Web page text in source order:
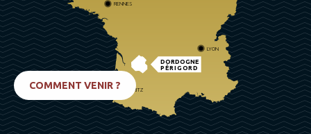
DORDOGNE
PÉRIGORD
RENNES
LYON
BIARRITZ
COMMENT VENIR ?